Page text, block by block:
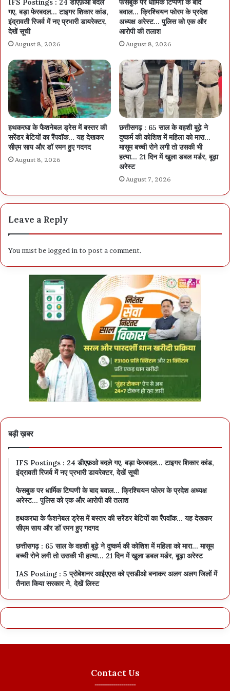
IFS Postings : 24 डीएफ़ओ बदले
गए, बड़ा फेरबदल… टाइगर शिकार कांड,
इंद्रावती रिजर्व में नए प्रभारी डायरेक्टर,
देखें सूची
August 8, 2026
फेसबुक पर धार्मिक टिप्पणी के बाद
बवाल… क्रिश्चियन फोरम के प्रदेश
अध्यक्ष अरेस्ट… पुलिस को एक और
आरोपी की तलाश
August 8, 2026
हथकरघा के फैशनेबल ड्रेस में बस्तर की
सरेंडर बेटियों का रैंपवॉक… यह देखकर
सीएम साय और डॉ रमन हुए गदगद
August 8, 2026
छत्तीसगढ़ : 65 साल के वहशी बूढ़े ने
दुष्कर्म की कोशिश में महिला को मारा…
मासूम बच्ची रोने लगी तो उसकी भी
हत्या… 21 दिन में खुला डबल मर्डर, बूढ़ा
अरेस्ट
August 7, 2026
Leave a Reply
You must belogged into post a comment.
बड़ी ख़बर
IFS Postings : 24 डीएफ़ओ बदले गए, बड़ा फेरबदल… टाइगर शिकार कांड,
इंद्रावती रिजर्व में नए प्रभारी डायरेक्टर, देखें सूची
फेसबुक पर धार्मिक टिप्पणी के बाद बवाल… क्रिश्चियन फोरम के प्रदेश अध्यक्ष
अरेस्ट… पुलिस को एक और आरोपी की तलाश
हथकरघा के फैशनेबल ड्रेस में बस्तर की सरेंडर बेटियों का रैंपवॉक… यह देखकर
सीएम साय और डॉ रमन हुए गदगद
छत्तीसगढ़ : 65 साल के वहशी बूढ़े ने दुष्कर्म की कोशिश में महिला को मारा… मासूम
बच्ची रोने लगी तो उसकी भी हत्या… 21 दिन में खुला डबल मर्डर, बूढ़ा अरेस्ट
IAS Posting : 5 प्रोबेशनर आईएएस को एसडीओ बनाकर अलग अलग जिलों में
तैनात किया सरकार ने, देखें लिस्ट
Contact Us
--------------------